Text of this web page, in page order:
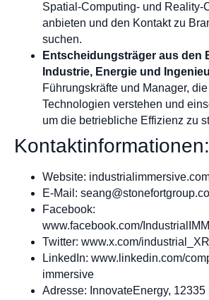
Spatial-Computing- und Reality-
anbieten und den Kontakt zu
suchen.
Entscheidungsträger aus den
Industrie, Energie und
Führungskräfte und Manager,
Technologien verstehen und
um die betriebliche Effizienz zu
Kontaktinformationen:
Website:
E-Mail:
Facebook:
www.facebook.com/
Twitter: www.x.com/industrial_XR
LinkedIn: www.linkedin.com/
immersive
Adresse: InnovateEnergy,